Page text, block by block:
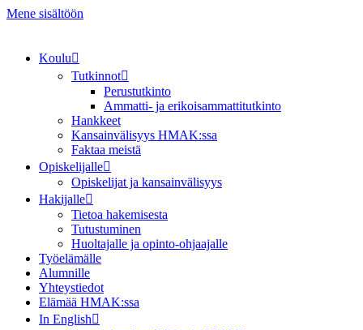
Mene sisältöön
Koulu
Tutkinnot
Perustutkinto
Ammatti- ja erikoisammattitutkinto
Hankkeet
Kansainvälisyys HMAK:ssa
Faktaa meistä
Opiskelijalle
Opiskelijat ja kansainvälisyys
Hakijalle
Tietoa hakemisesta
Tutustuminen
Huoltajalle ja opinto-ohjaajalle
Työelämälle
Alumnille
Yhteystiedot
Elämää HMAK:ssa
In English